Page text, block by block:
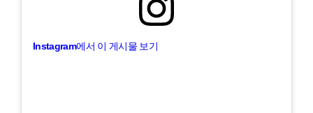
Instagram에서 이 게시물 보기